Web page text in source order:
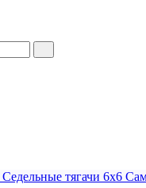
Седельные тягачи 6х6